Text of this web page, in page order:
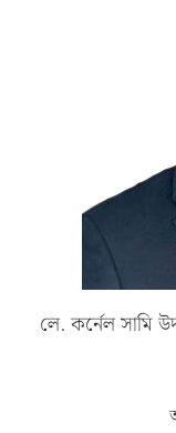
লে. কর্নেল সামি